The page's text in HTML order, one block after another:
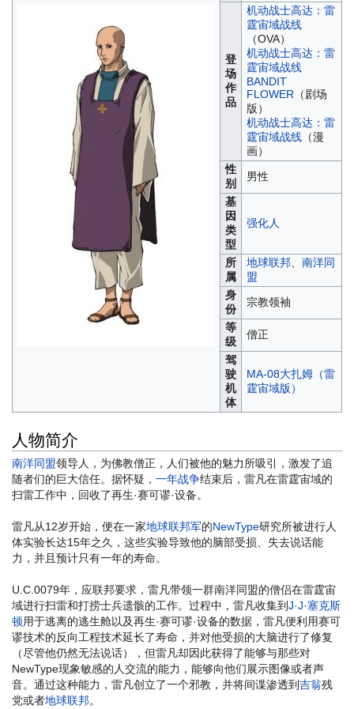
登
场
作
品
机动战士高达：雷
霆宙域战线
（OVA）
机动战士高达：雷
霆宙域战线
BANDIT
FLOWER（剧场
版）
机动战士高达：雷
霆宙域战线（漫
画）
性
别
男性
基
因
类
型
强化人
所
属
地球联邦、 南洋同
盟
身
份
宗教领袖
等
级
僧正
驾
驶
机
体
MA-08大扎姆（雷
霆宙域版）
人物简介
南洋同盟领导人，为佛教僧正，人们被他的魅力所吸引，激发了追
随者们的巨大信任。据怀疑， 一年战争结束后，雷凡在雷霆宙域的
扫雷工作中，回收了再生·赛可谬·设备。
雷凡从12岁开始，便在一家地球联邦军的NewType研究所被进行人
体实验长达15年之久，这些实验导致他的脑部受损、失去说话能
力，并且预计只有一年的寿命。
U.C.0079年，应联邦要求，雷凡带领一群南洋同盟的僧侣在雷霆宙
域进行扫雷和打捞士兵遗骸的工作。过程中，雷凡收集到J·J·塞克斯
顿用于逃离的逃生舱以及再生·赛可谬·设备的数据，雷凡便利用赛可
谬技术的反向工程技术延长了寿命，并对他受损的大脑进行了修复
（尽管他仍然无法说话），但雷凡却因此获得了能够与那些对
NewType现象敏感的人交流的能力，能够向他们展示图像或者声
音。通过这种能力，雷凡创立了一个邪教，并将间谍渗透到吉翁残
党或者地球联邦。